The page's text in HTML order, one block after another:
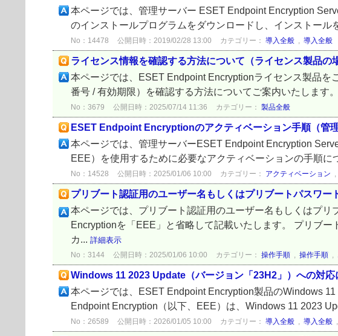
本ページでは、管理サーバー ESET Endpoint Encryption
のインストールプログラムをダウンロードし、インストー
No：14478 公開日時：2019/02/28 13:00 カテゴリー： 導入全般 , 導入全般
ライセンス情報を確認する方法について（ライセンス製品の
本ページでは、ESET Endpoint Encryptionライセンス製品を
番号 / 有効期限）を確認する方法についてご案内いたします
No：3679 公開日時：2025/07/14 11:36 カテゴリー： 製品全般
ESET Endpoint Encryptionのアクティベーション手順（管
本ページでは、管理サーバーESET Endpoint Encryption
EEE）を使用するために必要なアクティベーションの手順
No：14528 公開日時：2025/01/06 10:00 カテゴリー： アクティベーション ,
プリブート認証用のユーザー名もしくはプリブートパスワー
本ページでは、プリブート認証用のユーザー名もしくはプ
Encryptionを「EEE」と省略して記載いたします。 プリブ
カ... 詳細表示
No：3144 公開日時：2025/01/06 10:00 カテゴリー： 操作手順 , 操作手順 ,
Windows 11 2023 Update（バージョン「23H2」）への対応
本ページでは、ESET Endpoint Encryption製品のWindows
Endpoint Encryption（以下、EEE）は、Windows 11 2023
No：26589 公開日時：2026/01/05 10:00 カテゴリー： 導入全般 , 導入全般 ,